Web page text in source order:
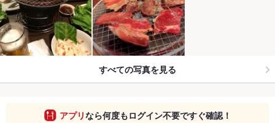
すべての写真を見る
アプリなら何度もログイン不要ですぐ確認！